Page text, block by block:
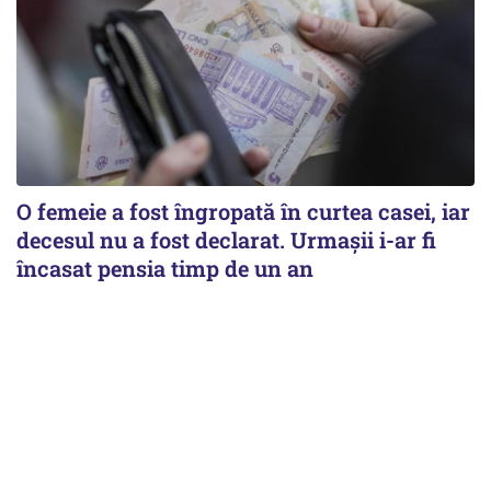
O femeie a fost îngropată în curtea casei, iar
decesul nu a fost declarat. Urmașii i-ar fi
încasat pensia timp de un an